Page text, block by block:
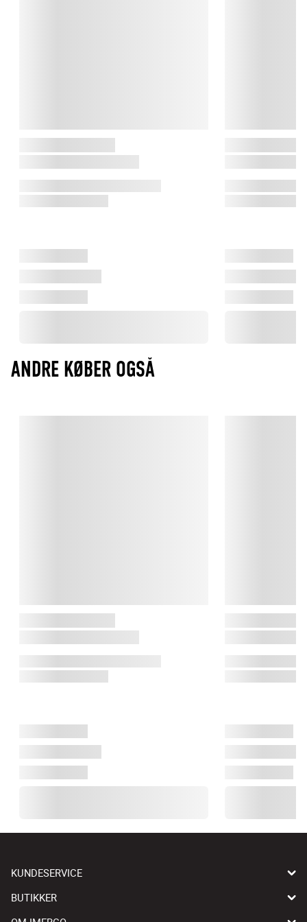
for sine innovative og funktionelle designløsninger til køkkenet
ANDRE KØBER OGSÅ
KUNDESERVICE
BUTIKKER